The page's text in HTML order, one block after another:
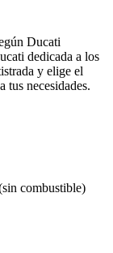
Ducati
dedicada a los
y elige el
tus necesidades.
combustible)